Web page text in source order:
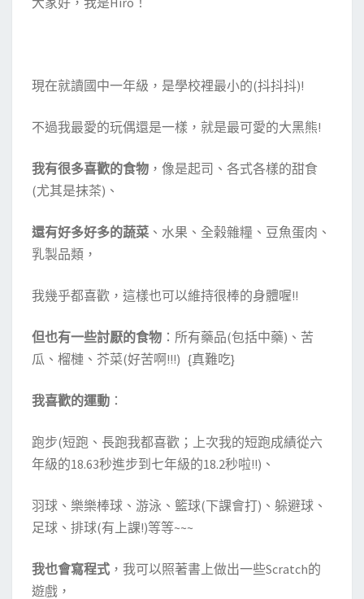
現在就讀國中一年級，是學校裡最小的(抖抖抖)!
不過我最愛的玩偶還是一樣，就是最可愛的大黑熊!
我有很多喜歡的食物 ，像是起司、各式各樣的甜食
(尤其是抹茶)、
還有好多好多的蔬菜 、水果、全榖雜糧、豆魚蛋肉、
乳製品類，
我幾乎都喜歡，這樣也可以維持很棒的身體喔!!
但也有一些討厭的食物 ：所有藥品(包括中藥)、苦
瓜、榴槤、芥菜(好苦啊!!!) {真難吃}
我喜歡的運動 ：
跑步(短跑、長跑我都喜歡；上次我的短跑成績從六
年級的18.63秒進步到七年級的18.2秒啦!!)、
羽球、樂樂棒球、游泳、籃球(下課會打)、躲避球、
足球、排球(有上課!)等等~~~
我也會寫程式 ，我可以照著書上做出一些Scratch的
遊戲，